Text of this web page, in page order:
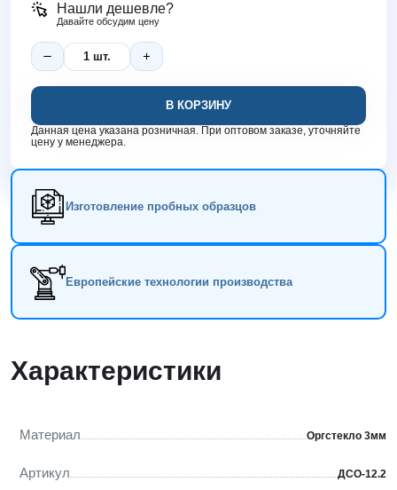
Нашли дешевле?
Давайте обсудим цену
В КОРЗИНУ
Данная цена указана розничная. При оптовом заказе, уточняйте
цену у менеджера.
Изготовление пробных образцов
Европейские технологии производства
Характеристики
Материал Оргстекло 3мм
Артикул ДСО-12.2